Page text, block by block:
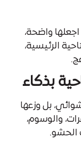
اجعلها واضحة،
الرئيسية،
بل وزعها
والوسوم،
الحشو.